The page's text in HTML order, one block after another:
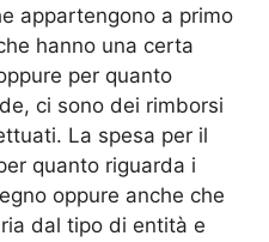
appartengono a primo
hanno una certa
per quanto
ci sono dei rimborsi
La spesa per il
quanto riguarda i
oppure anche che
dal tipo di entità e